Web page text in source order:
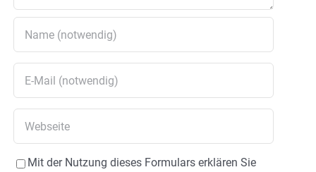
Mit der Nutzung dieses Formulars erklären Sie